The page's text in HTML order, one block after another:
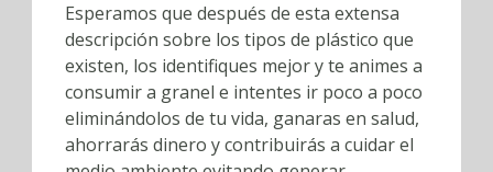
Esperamos que después de esta extensa
descripción sobre los tipos de plástico que
existen, los identifiques mejor y te animes a
consumir a granel e intentes ir poco a poco
eliminándolos de tu vida, ganaras en salud,
ahorrarás dinero y contribuirás a cuidar el